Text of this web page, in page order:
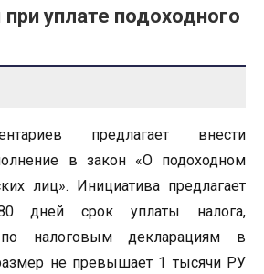
уплате подоходного
предлагает внести
в закон «О подоходном
лиц». Инициатива предлагает
дней срок уплаты налога,
по налоговым декларациям в
не превышает 1 тысячи РУ